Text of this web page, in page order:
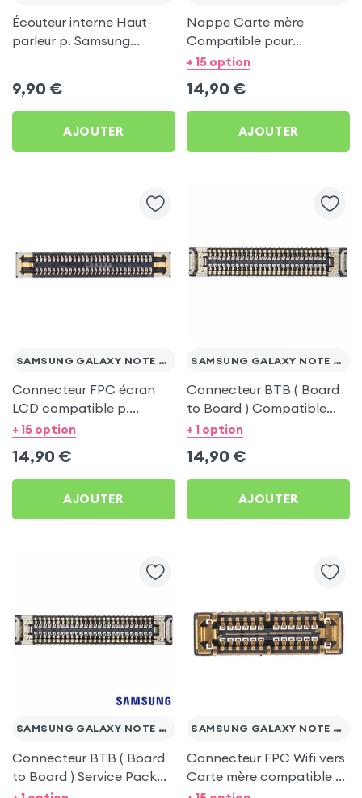
Écouteur interne Haut-
parleur p. Samsung
9,90 €
AJOUTER
Nappe Carte mère
Compatible pour
Samsung Galaxy Note 20
+ 15 option
14,90 €
AJOUTER
SAMSUNG GALAXY NOTE 20 / ULTRA
Connecteur FPC écran
LCD compatible p.
Samsung Galaxy Note 20,
S20 Ultra, S21, S21 Plus et
S21 Ultra
+ 15 option
14,90 €
AJOUTER
SAMSUNG GALAXY NOTE 20 ULTRA
Connecteur BTB ( Board
to Board ) Compatible
pour Samsung Galaxy
+ 1 option
14,90 €
AJOUTER
SAMSUNG GALAXY NOTE 20 ULTRA
Connecteur BTB ( Board
to Board ) Service Pack
pour Samsung Galaxy
SAMSUNG GALAXY NOTE 20 / ULTRA
Connecteur FPC Wifi vers
Carte mère compatible p.
Samsung Galaxy Note 20